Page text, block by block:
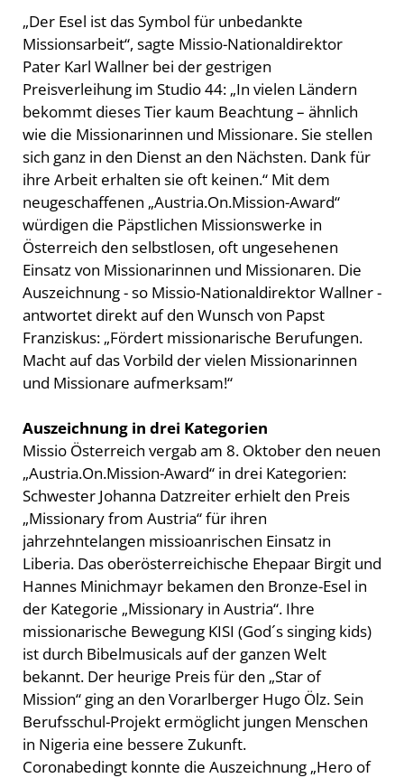
„Der Esel ist das Symbol für unbedankte
Missionsarbeit“, sagte Missio-Nationaldirektor
Pater Karl Wallner bei der gestrigen
Preisverleihung im Studio 44: „In vielen Ländern
bekommt dieses Tier kaum Beachtung – ähnlich
wie die Missionarinnen und Missionare. Sie stellen
sich ganz in den Dienst an den Nächsten. Dank für
ihre Arbeit erhalten sie oft keinen.“ Mit dem
neugeschaffenen „Austria.On.Mission-Award“
würdigen die Päpstlichen Missionswerke in
Österreich den selbstlosen, oft ungesehenen
Einsatz von Missionarinnen und Missionaren. Die
Auszeichnung - so Missio-Nationaldirektor Wallner -
antwortet direkt auf den Wunsch von Papst
Franziskus: „Fördert missionarische Berufungen.
Macht auf das Vorbild der vielen Missionarinnen
und Missionare aufmerksam!“
Auszeichnung in drei Kategorien
Missio Österreich vergab am 8. Oktober den neuen
„Austria.On.Mission-Award“ in drei Kategorien:
Schwester Johanna Datzreiter erhielt den Preis
„Missionary from Austria“ für ihren
jahrzehntelangen missioanrischen Einsatz in
Liberia. Das oberösterreichische Ehepaar Birgit und
Hannes Minichmayr bekamen den Bronze-Esel in
der Kategorie „Missionary in Austria“. Ihre
missionarische Bewegung KISI (God´s singing kids)
ist durch Bibelmusicals auf der ganzen Welt
bekannt. Der heurige Preis für den „Star of
Mission“ ging an den Vorarlberger Hugo Ölz. Sein
Berufsschul-Projekt ermöglicht jungen Menschen
in Nigeria eine bessere Zukunft.
Coronabedingt konnte die Auszeichnung „Hero of